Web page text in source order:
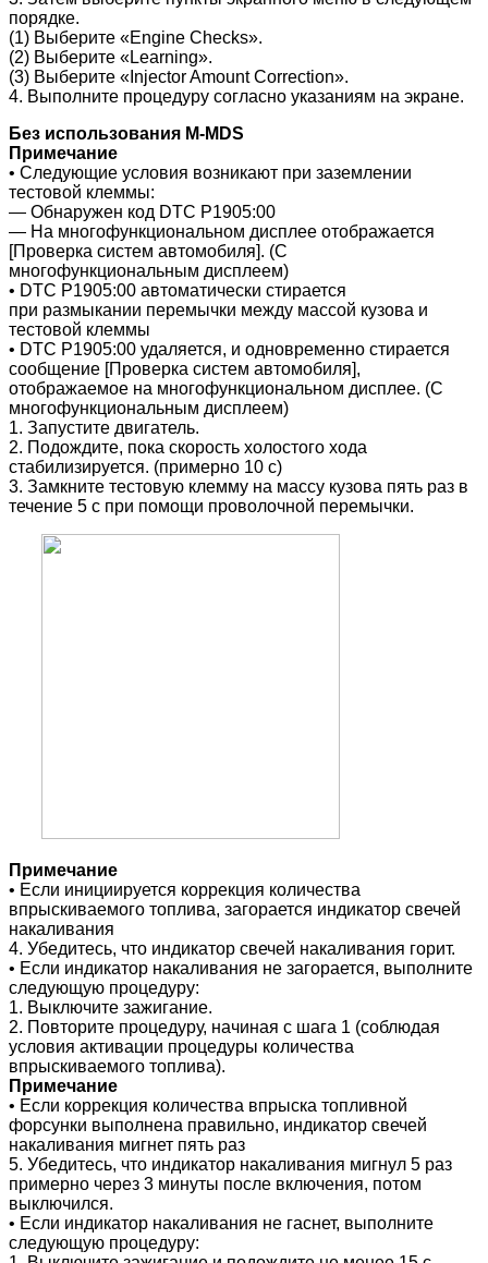
порядке.
(1) Выберите «Engine Checks».
(2) Выберите «Learning».
(3) Выберите «Injector Amount Correction».
4. Выполните процедуру согласно указаниям на экране.
Без использования M-MDS
Примечание
• Следующие условия возникают при заземлении
тестовой клеммы:
― Обнаружен код DTC P1905:00
― На многофункциональном дисплее отображается
[Проверка систем автомобиля]. (С
многофункциональным дисплеем)
• DTC P1905:00 автоматически стирается
при размыкании перемычки между массой кузова и
тестовой клеммы
• DTC P1905:00 удаляется, и одновременно стирается
сообщение [Проверка систем автомобиля],
отображаемое на многофункциональном дисплее. (С
многофункциональным дисплеем)
1. Запустите двигатель.
2. Подождите, пока скорость холостого хода
стабилизируется. (примерно 10 с)
3. Замкните тестовую клемму на массу кузова пять раз в
течение 5 с при помощи проволочной перемычки.
Примечание
• Если инициируется коррекция количества
впрыскиваемого топлива, загорается индикатор свечей
накаливания
4. Убедитесь, что индикатор свечей накаливания горит.
• Если индикатор накаливания не загорается, выполните
следующую процедуру:
1. Выключите зажигание.
2. Повторите процедуру, начиная с шага 1 (соблюдая
условия активации процедуры количества
впрыскиваемого топлива).
Примечание
• Если коррекция количества впрыска топливной
форсунки выполнена правильно, индикатор свечей
накаливания мигнет пять раз
5. Убедитесь, что индикатор накаливания мигнул 5 раз
примерно через 3 минуты после включения, потом
выключился.
• Если индикатор накаливания не гаснет, выполните
следующую процедуру: